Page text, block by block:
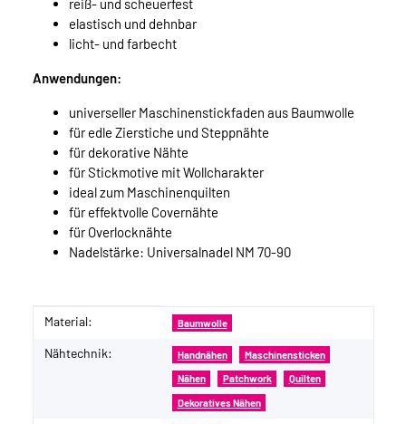
reiß- und scheuerfest
elastisch und dehnbar
licht- und farbecht
Anwendungen:
universeller Maschinenstickfaden aus Baumwolle
für edle Zierstiche und Steppnähte
für dekorative Nähte
für Stickmotive mit Wollcharakter
ideal zum Maschinenquilten
für effektvolle Covernähte
für Overlocknähte
Nadelstärke: Universalnadel NM 70-90
Produkteigenschaft
Wert
Material: Baumwolle
Nähtechnik: Handnähen Maschinensticken
Nähen Patchwork Quilten
Dekoratives Nähen